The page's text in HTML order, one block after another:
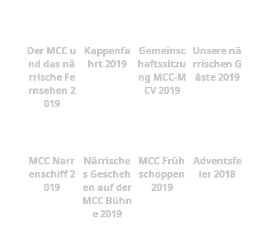
Der MCC u
nd das nä
rrische Fe
rnsehen 2
019
Kappenfa
hrt 2019
Gemeinsc
haftssitzu
ng MCC-M
CV 2019
Unsere nä
rrischen G
äste 2019
MCC Narr
enschiff 2
019
Närrische
s Gescheh
en auf der
MCC Bühn
e 2019
MCC Früh
schoppen
2019
Adventsfe
ier 2018